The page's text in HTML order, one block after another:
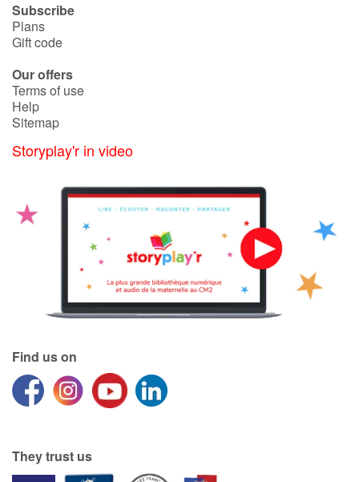
Subscribe
Plans
Gift code
Our offers
Terms of use
Help
Sitemap
Storyplay'r in video
Find us on
They trust us